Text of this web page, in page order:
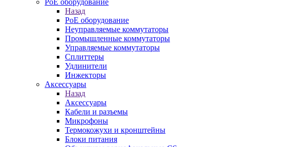
PoE оборудование
Назад
PoE оборудование
Неуправляемые коммутаторы
Промышленные коммутаторы
Управляемые коммутаторы
Сплиттеры
Удлинители
Инжекторы
Аксессуары
Назад
Аксессуары
Кабели и разъемы
Микрофоны
Термокожухи и кронштейны
Блоки питания